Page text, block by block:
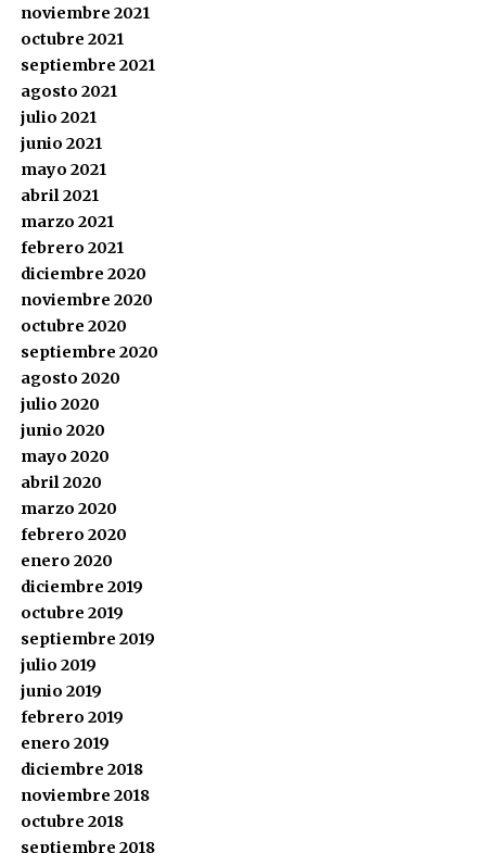
noviembre 2021
octubre 2021
septiembre 2021
agosto 2021
julio 2021
junio 2021
mayo 2021
abril 2021
marzo 2021
febrero 2021
diciembre 2020
noviembre 2020
octubre 2020
septiembre 2020
agosto 2020
julio 2020
junio 2020
mayo 2020
abril 2020
marzo 2020
febrero 2020
enero 2020
diciembre 2019
octubre 2019
septiembre 2019
julio 2019
junio 2019
febrero 2019
enero 2019
diciembre 2018
noviembre 2018
octubre 2018
septiembre 2018